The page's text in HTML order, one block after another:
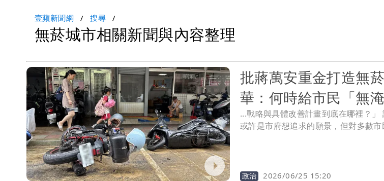
壹蘋新聞網 搜尋
無菸城市相關新聞與內容整理
批蔣萬安重金打造無
華：何時給市民「無淹
或許是市府想追求的願景，但對多數市
政治 2026/06/25 15:20